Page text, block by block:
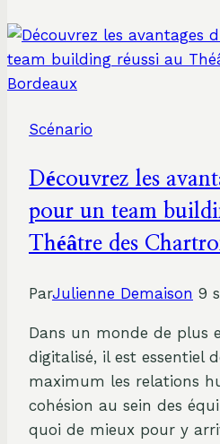
à
Théâtre:
Elmaleh
Scénario
Découvrez les
pour un team
Théâtre des
ParJulienne Demaison 9
Dans un monde de plus
digitalisé, il est essentiel
maximum les relations
cohésion au sein des
quoi de mieux pour y